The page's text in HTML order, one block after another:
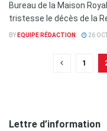
Bureau de la Maison
tristesse le décès de la
BY EQUIPE RÉDACTION 26
1
Lettre d’information